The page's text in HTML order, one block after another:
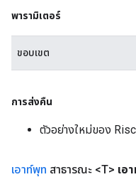
พารามิเตอร์
ขอบเขต
การส่งคืน
ตัวอย่างใหม่ของ
เอาท์พุท สาธารณะ <T> เอ